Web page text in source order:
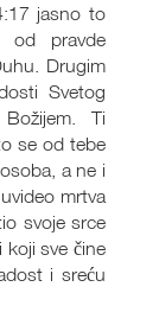
jasno to
od pravde
Drugim
Svetog
Ti
se od tebe
a ne i
mrtva
svoje srce
sve čine
i sreću